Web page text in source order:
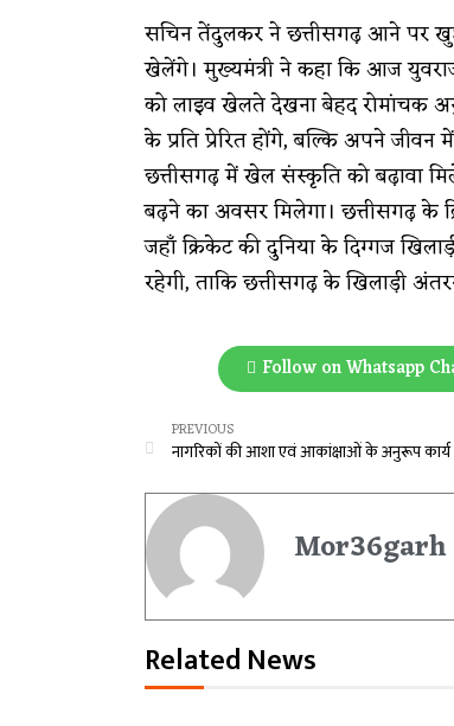
सचिन तेंदुलकर ने छत्तीसगढ़ आने पर
खेलेंगे। मुख्यमंत्री ने कहा कि आज
को लाइव खेलते देखना बेहद रोमांचक
के प्रति प्रेरित होंगे, बल्कि अपने
छत्तीसगढ़ में खेल संस्कृति को बढ़ावा
बढ़ने का अवसर मिलेगा। छत्तीसगढ़ के
जहाँ क्रिकेट की दुनिया के दिग्गज
रहेगी, ताकि छत्तीसगढ़ के खिलाड़ी
Follow on Whatsapp
PREVIOUS
Mor36garh
Related News